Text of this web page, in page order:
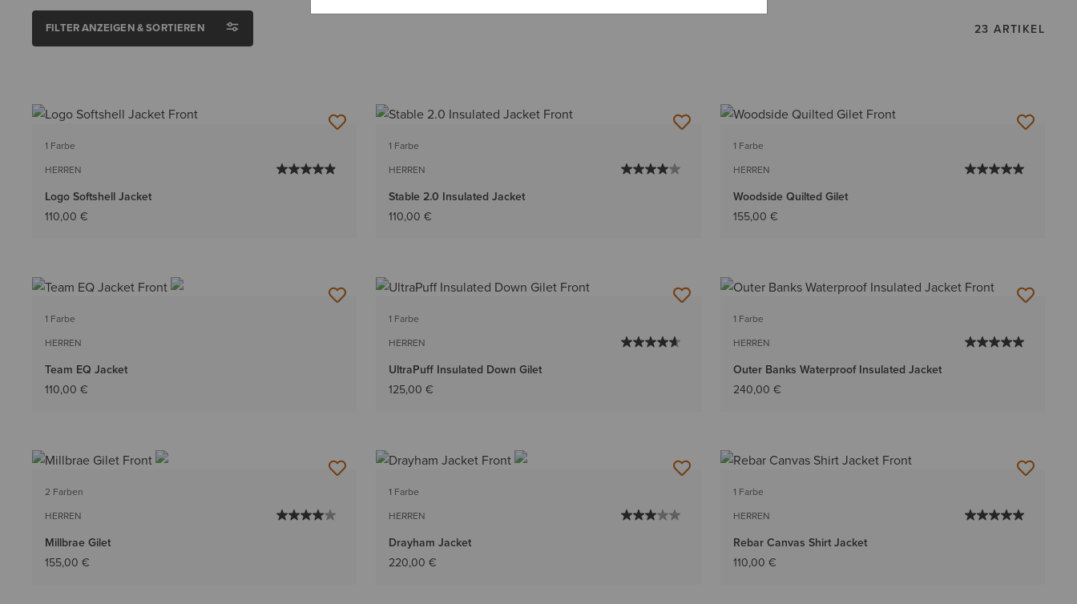
FILTER ANZEIGEN & SORTIEREN 23 ARTIKEL
1 Farbe
HERREN
Logo Softshell Jacket
110,00 €
1 Farbe
HERREN
Stable 2.0 Insulated Jacket
110,00 €
1 Farbe
HERREN
Woodside Quilted Gilet
155,00 €
1 Farbe
HERREN
Team EQ Jacket
110,00 €
1 Farbe
HERREN
UltraPuff Insulated Down Gilet
125,00 €
1 Farbe
HERREN
Outer Banks Waterproof Insulated Jacket
240,00 €
2 Farben
HERREN
Millbrae Gilet
155,00 €
1 Farbe
HERREN
Drayham Jacket
220,00 €
1 Farbe
HERREN
Rebar Canvas Shirt Jacket
110,00 €